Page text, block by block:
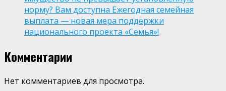
норму? Вам доступна Ежегодная семейная
выплата — новая мера поддержки
национального проекта «Семья»!
Комментарии
Нет комментариев для просмотра.